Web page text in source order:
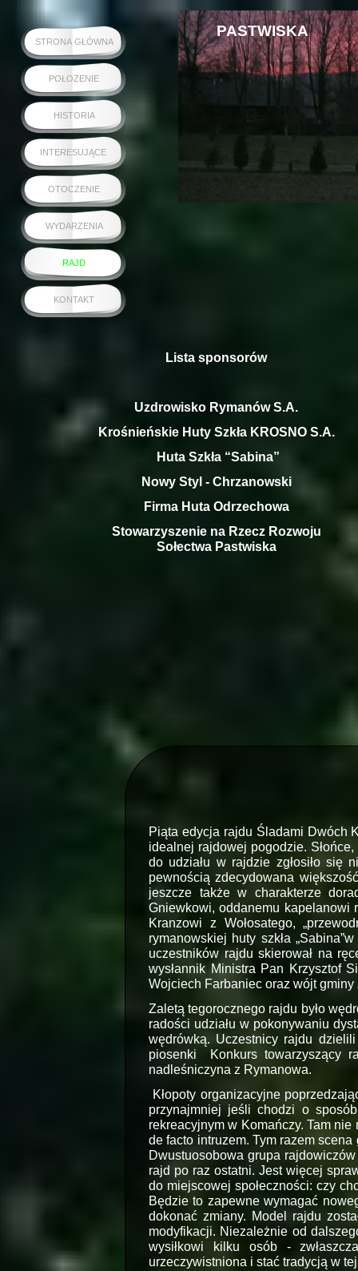
STRONA GŁÓWNA
POŁOŻENIE
HISTORIA
INTERESUJĄCE
OTOCZENIE
WYDARZENIA
RAJD
KONTAKT
PASTWISKA
Lista sponsorów
Uzdrowisko Rymanów S.A.
Krośnieńskie Huty Szkła KROSNO S.A.
Huta Szkła “Sabina”
Nowy Styl -Chrzanowski
Firma Huta Odrzechowa
Stowarzyszenie na Rzecz Rozwoju
Sołectwa Pastwiska
Piąta edycja rajdu Śladami Dwóch
idealnej rajdowej pogodzie.
do udziału w rajdzie zgłosiło się
pewnością zdecydowana
jeszcze także w charakterze
Gniewkowi, oddanemu kapelanowi
Kranzowi z Wołosatego,
rymanowskiej huty szkła
uczestników rajdu skierował na
wysłannik Ministra Pan Krzysztof
Wojciech Farbaniec oraz wójt
Zaletą tegorocznego rajdu było
radości udziału w pokonywaniu
wędrówką. Uczestnicy rajdu
piosenki Konkurs towarzyszący
nadleśniczyna z Rymanowa.
Kłopoty organizacyjne
przynajmniej jeśli chodzi o
rekreacyjnym w Komańczy. Tam
de facto intruzem. Tym razem
Dwustuosobowa grupa
rajd po raz ostatni. Jest więcej
do miejscowej społeczności: czy
Będzie to zapewne wymagać
dokonać zmiany. Model rajdu
modyfikacji. Niezależnie od
wysiłkowi kilku osób -
urzeczywistniona i stać tradycją w